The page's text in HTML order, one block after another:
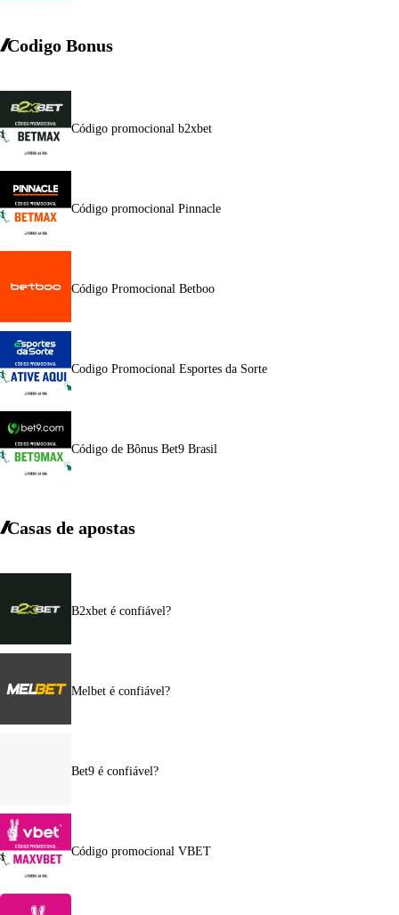
Codigo Bonus
Código promocional b2xbet
Código promocional Pinnacle
Código Promocional Betboo
Codigo Promocional Esportes da Sorte
Código de Bônus Bet9 Brasil
Casas de apostas
B2xbet é confiável?
Melbet é confiável?
Bet9 é confiável?
Código promocional VBET